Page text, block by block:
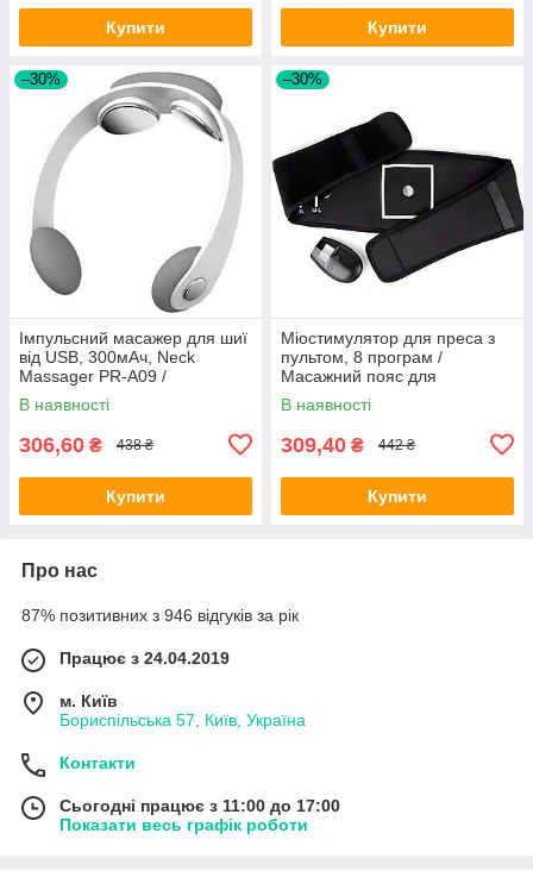
Купити Купити
–30%
Імпульсний масажер для шиї
від USB, 300мАч, Neck
Massager PR-A09 /
Електромасажер /
Міостимулятор для шиї
В наявності
306,60 ₴ 438 ₴
Купити
–30%
Міостимулятор для преса з
пультом, 8 програм /
Масажний пояс для
схуднення / Електричний
пояс для живота
В наявності
309,40 ₴ 442 ₴
Купити
Про нас
87% позитивних з 946 відгуків за рік
Працює з 24.04.2019
м. Київ
Бориспільська 57, Київ, Україна
Контакти
Сьогодні працює з 11:00 до 17:00
Показати весь графік роботи